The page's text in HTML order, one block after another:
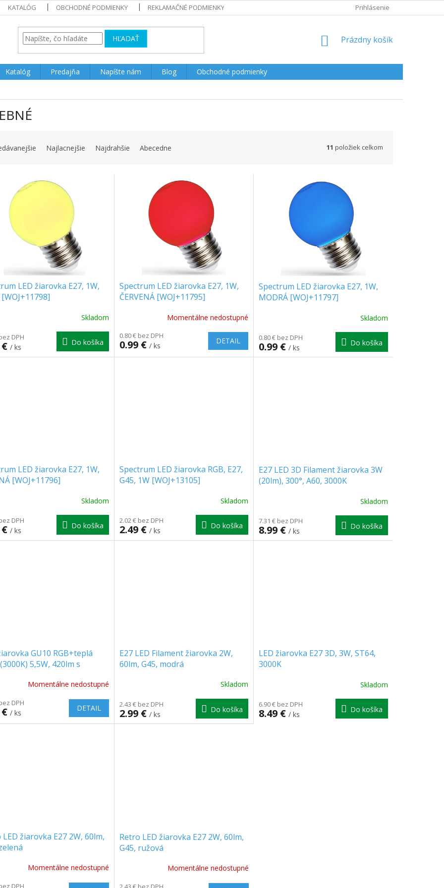
KATALÓG OBCHODNÉ PODMIENKY REKLAMAČNÉ PODMIENKY Prihlásenie
HĽADAŤ
NÁKUPNÝ
Prázdny košík
Katalóg Predajňa Napíšte nám Blog
Obchodné podmienky
Najlacnejšie Najdrahšie Abecedne 11 položiek celkom
LED žiarovka E27, 1W,
Skladom
DPH
/ ks
Do košíka
Spectrum LED žiarovka E27, 1W,
ČERVENÁ [WOJ+11795]
Momentálne nedostupné
0.80 € bez DPH
0.99 € / ks
DETAIL
Spectrum LED žiarovka E27, 1W,
MODRÁ [WOJ+11797]
Skladom
0.80 € bez DPH
0.99 € / ks
Do košíka
LED žiarovka E27, 1W,
[WOJ+11796]
Skladom
DPH
/ ks
Do košíka
Spectrum LED žiarovka RGB, E27,
G45, 1W [WOJ+13105]
Skladom
2.02 € bez DPH
2.49 € / ks
Do košíka
E27 LED 3D Filament žiarovka 3W
(20lm), 300°, A60, 3000K
Skladom
7.31 € bez DPH
8.99 € / ks
Do košíka
GU10 RGB+teplá
5,5W, 420lm s
Momentálne nedostupné
DPH
/ ks
DETAIL
E27 LED Filament žiarovka 2W,
60lm, G45, modrá
Skladom
2.43 € bez DPH
2.99 € / ks
Do košíka
LED žiarovka E27 3D, 3W, ST64,
3000K
Skladom
6.90 € bez DPH
8.49 € / ks
Do košíka
LED žiarovka E27 2W, 60lm,
Momentálne nedostupné
DPH
Retro LED žiarovka E27 2W, 60lm,
G45, ružová
Momentálne nedostupné